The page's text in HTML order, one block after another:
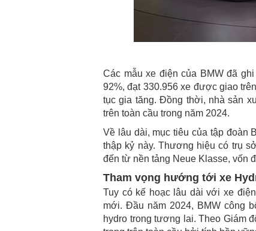
Các mẫu xe điện của BMW đã
92%, đạt 330.956 xe được giao
tục gia tăng. Đồng thời, nhà sản
trên toàn cầu trong năm 2024.
Về lâu dài, mục tiêu của tập đoàn
thập kỷ này. Thương hiệu có trụ
đến từ nền tảng Neue Klasse, vốn
Tham vọng hướng tới xe
Tuy có kế hoạc lâu dài với xe
mới. Đầu năm 2024, BMW công
hydro trong tương lai. Theo Giám